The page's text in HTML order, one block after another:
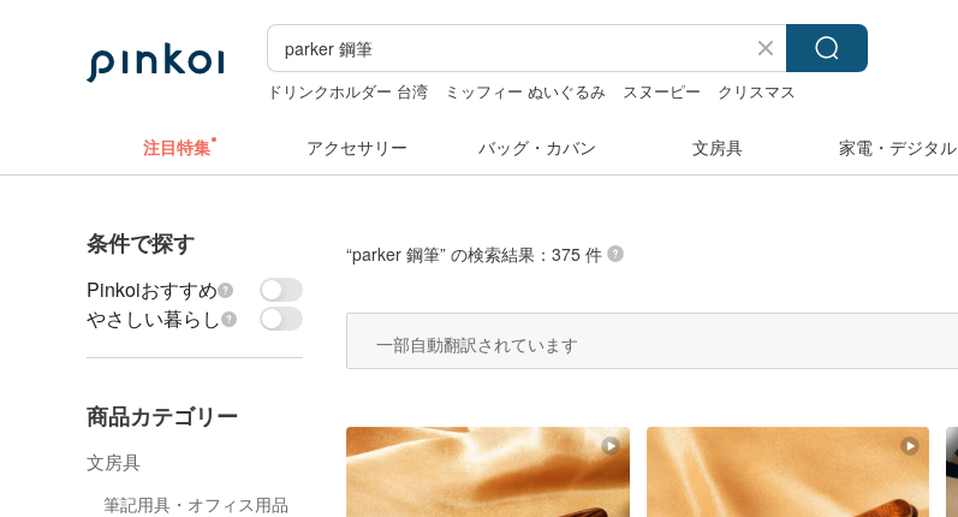
ドリンクホルダー 台湾 ミッフィー ぬいぐるみ スヌーピー
クリスマス
注目特集 アクセサリー バッグ・カバン 文房具 家電・デジタル
条件で探す
Pinkoiおすすめ
やさしい暮らし
商品カテゴリー
文房具
筆記用具・オフィス用品
“parker 鋼筆” の検索結果：375 件
一部自動翻訳されています